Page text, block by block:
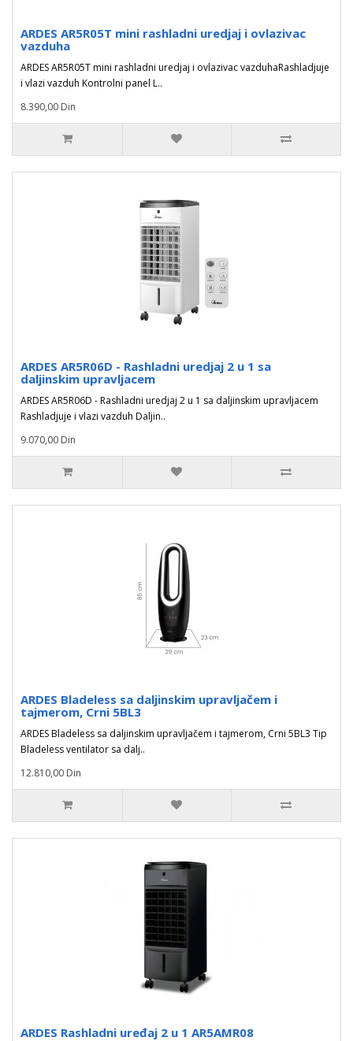
ARDES AR5R05T mini rashladni uredjaj i ovlazivac
vazduha
ARDES AR5R05T mini rashladni uredjaj i ovlazivac vazduhaRashladjuje
i vlazi vazduh Kontrolni panel L..
8.390,00 Din
ARDES AR5R06D - Rashladni uredjaj 2 u 1 sa
daljinskim upravljacem
ARDES AR5R06D - Rashladni uredjaj 2 u 1 sa daljinskim upravljacem
Rashladjuje i vlazi vazduh Daljin..
9.070,00 Din
ARDES Bladeless sa daljinskim upravljačem i
tajmerom, Crni 5BL3
ARDES Bladeless sa daljinskim upravljačem i tajmerom, Crni 5BL3 Tip
Bladeless ventilator sa dalj..
12.810,00 Din
ARDES Rashladni uređaj 2 u 1 AR5AMR08